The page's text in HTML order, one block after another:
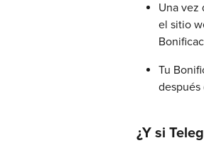
Una vez
el sitio
Tu
después
¿Y si